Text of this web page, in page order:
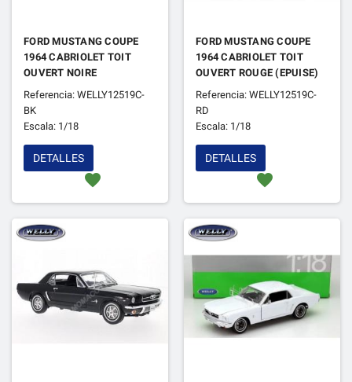
FORD MUSTANG COUPE
1964 CABRIOLET TOIT
OUVERT NOIRE
Referencia: WELLY12519C-
BK
Escala: 1/18
favorite
DETALLES
FORD MUSTANG COUPE
1964 CABRIOLET TOIT
OUVERT ROUGE (EPUISE)
Referencia: WELLY12519C-
RD
Escala: 1/18
favorite
DETALLES